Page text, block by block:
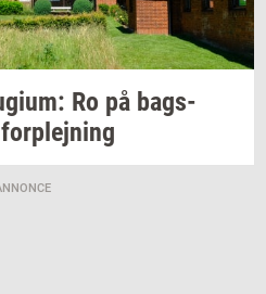
Ro på bags­
for­plej­ning